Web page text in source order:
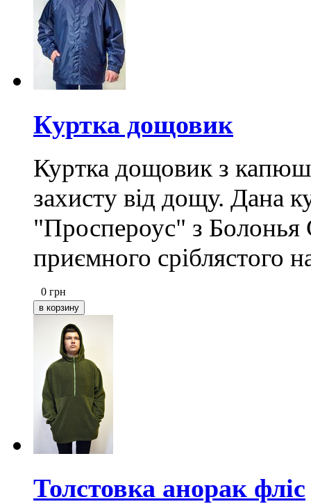
Куртка дощовик
Куртка дощовик з
захисту від дощу. Дана
"Проспероус" з Болонья
приємного сріблястого
0 грн
Толстовка анорак фліс